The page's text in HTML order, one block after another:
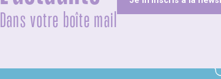
Dans votre boîte mail